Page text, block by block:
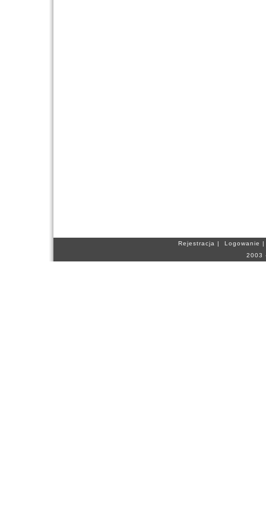
Rejestracja | Logowanie
2003